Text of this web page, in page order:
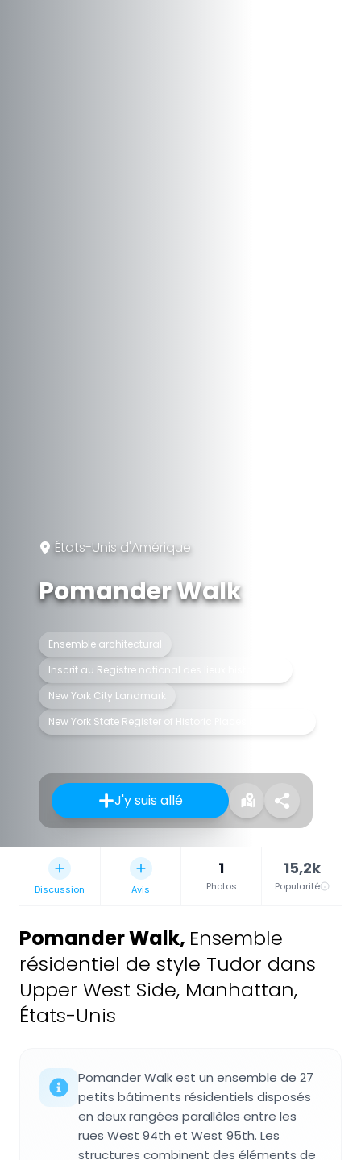
États-Unis d'Amérique
Pomander Walk
Ensemble architectural
Inscrit au Registre national des lieux historiques
New York City Landmark
New York State Register of Historic Places listed place
J'y suis allé
Discussion Avis
1
Photos
15,2k
Popularité
Pomander Walk, Ensemble
résidentiel de style Tudor dans
Upper West Side, Manhattan,
États-Unis
Pomander Walk est un ensemble de 27
petits bâtiments résidentiels disposés
en deux rangées parallèles entre les
rues West 94th et West 95th. Les
structures combinent des éléments de